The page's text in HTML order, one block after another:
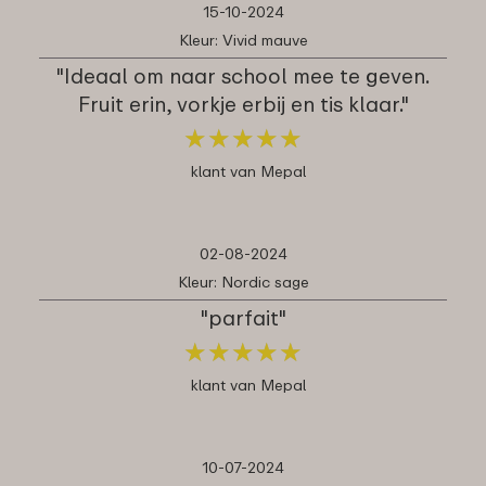
15-10-2024
Kleur: Vivid mauve
"Ideaal om naar school mee te geven.
Fruit erin, vorkje erbij en tis klaar."
★★★★★
★★★★★
klant van Mepal
02-08-2024
Kleur: Nordic sage
"parfait"
★★★★★
★★★★★
klant van Mepal
10-07-2024